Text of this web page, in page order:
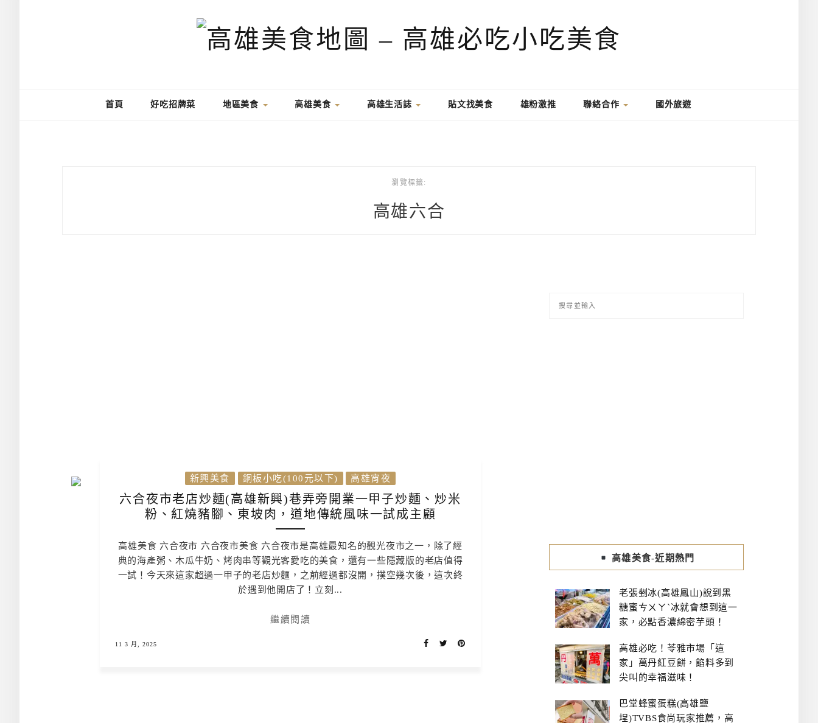
首頁 好吃招牌菜 地區美食 高雄美食 高雄生活誌 貼文找美食 雄粉激推 聯絡合作 國外旅遊
瀏覽標籤:
高雄六合
新興美食 銅板小吃(100元以下) 高雄宵夜
六合夜市老店炒麵(高雄新興)巷弄旁開業一甲子炒麵、炒米
粉、紅燒豬腳、東坡肉，道地傳統風味一試成主顧
高雄美食 六合夜市 六合夜市美食 六合夜市是高雄最知名的觀光夜市之一，除了經
典的海產粥、木瓜牛奶、烤肉串等觀光客愛吃的美食，還有一些隱藏版的老店值得
一試！今天來這家超過一甲子的老店炒麵，之前經過都沒開，撲空幾次後，這次終
於遇到他開店了！立刻...
繼續閱讀
11 3 月, 2025
高雄美食-近期熱門
老張剉冰(高雄鳳山)說到黑
糖蜜ㄘㄨㄚˋ冰就會想到這一
家，必點香濃綿密芋頭！
高雄必吃！苓雅市場「這
家」萬丹紅豆餅，餡料多到
尖叫的幸福滋味！
巴堂蜂蜜蛋糕(高雄鹽
埕)TVBS食尚玩家推薦，高